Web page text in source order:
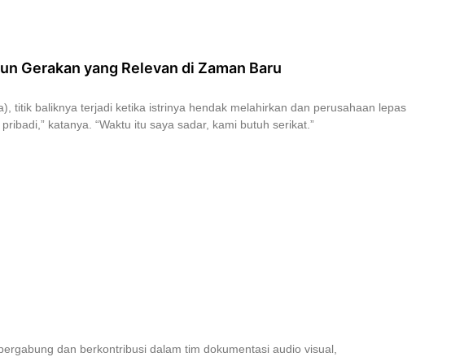
Gerakan yang Relevan di Zaman Baru
titik baliknya terjadi ketika istrinya hendak melahirkan dan perusahaan lepas
katanya. “Waktu itu saya sadar, kami butuh serikat.”
dan berkontribusi dalam tim dokumentasi audio visual,